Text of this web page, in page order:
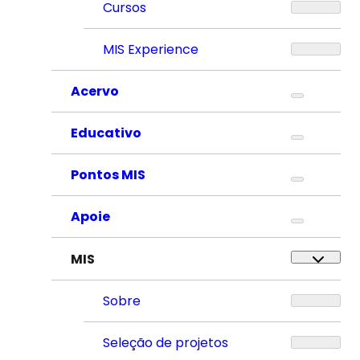
Cursos
MIS Experience
Acervo
Educativo
Pontos MIS
Apoie
MIS
Sobre
Seleção de projetos